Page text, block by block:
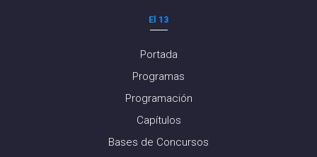
El 13
Portada
Programas
Programación
Capítulos
Bases de Concursos